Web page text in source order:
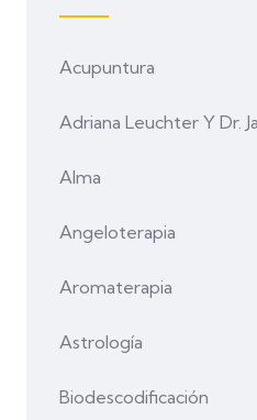
Acupuntura
Adriana Leuchter Y Dr.
Alma
Angeloterapia
Aromaterapia
Astrología
Biodescodificación